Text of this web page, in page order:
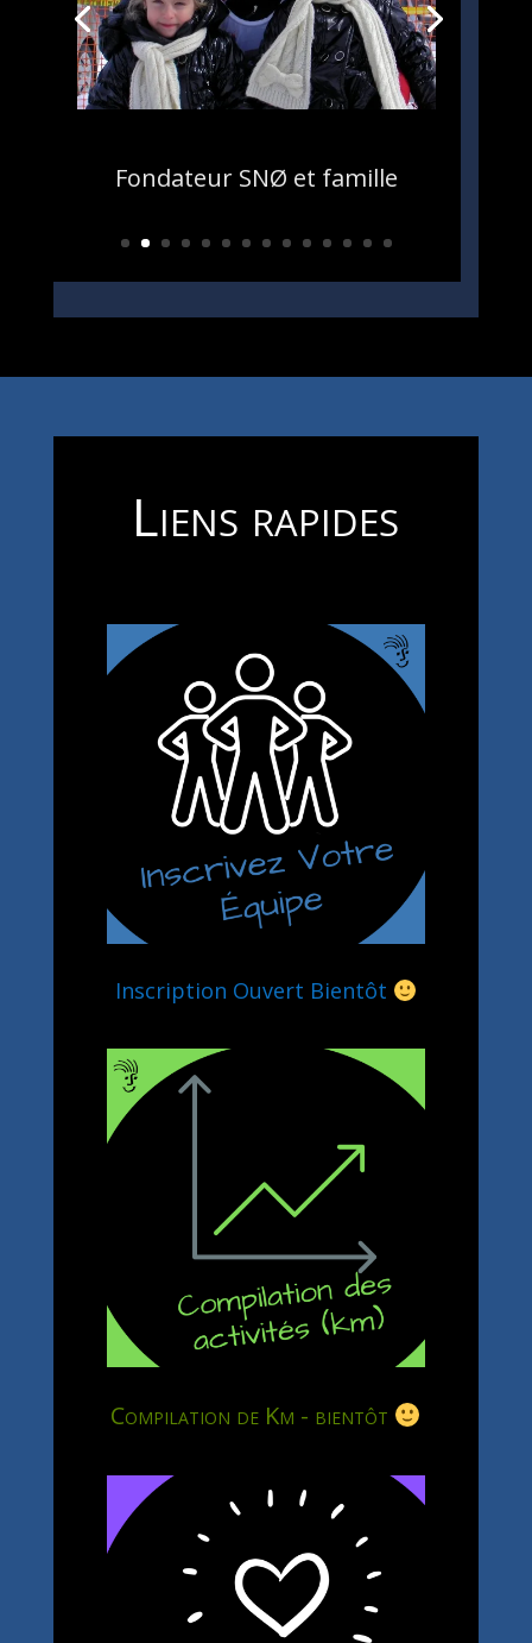
Fondateur SNØ et famille
Liens rapides
Inscription Ouvert Bientôt
Compilation de Km - bientôt